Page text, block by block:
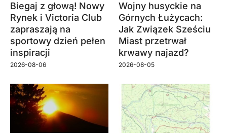
Biegaj z głową! Nowy
Rynek i Victoria Club
zapraszają na
sportowy dzień pełen
inspiracji
2026-08-06
Wojny husyckie na
Górnych Łużycach:
Jak Związek Sześciu
Miast przetrwał
krwawy najazd?
2026-08-05